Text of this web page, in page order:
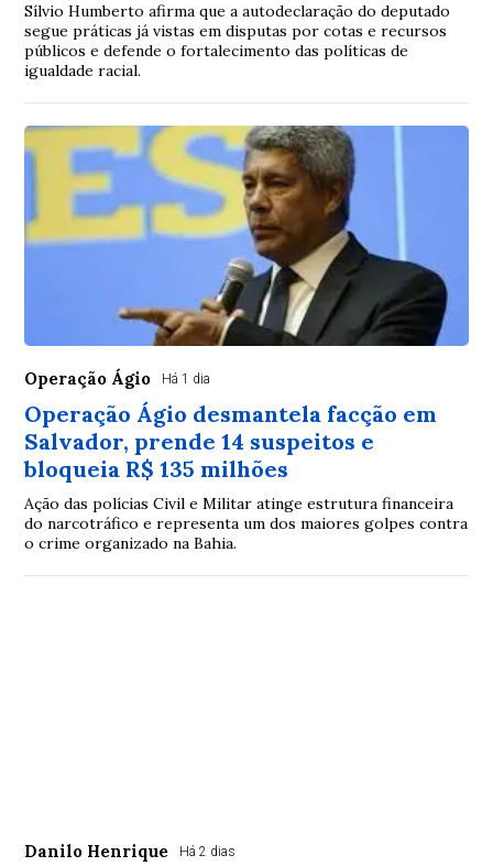
Sílvio Humberto afirma que a autodeclaração do deputado
segue práticas já vistas em disputas por cotas e recursos
públicos e defende o fortalecimento das políticas de
igualdade racial.
Operação Ágio Há 1 dia
Operação Ágio desmantela facção em
Salvador, prende 14 suspeitos e
bloqueia R$ 135 milhões
Ação das polícias Civil e Militar atinge estrutura financeira
do narcotráfico e representa um dos maiores golpes contra
o crime organizado na Bahia.
Danilo Henrique Há 2 dias